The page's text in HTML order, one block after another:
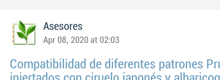
Asesores
Apr 08, 2020 at 02:03
Compatibilidad de diferentes patrones